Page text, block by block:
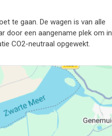
te gaan. De wagen is van alle
door een aangename plek om in